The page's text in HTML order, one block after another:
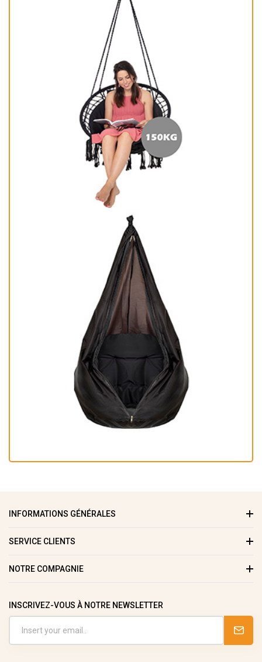
INFORMATIONS GÉNÉRALES
SERVICE CLIENTS
NOTRE COMPAGNIE
INSCRIVEZ-VOUS À NOTRE NEWSLETTER